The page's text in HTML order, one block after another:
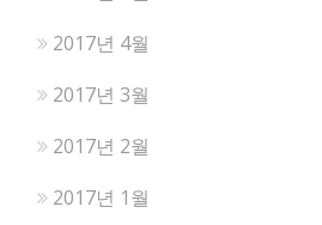
2017년 4월
2017년 3월
2017년 2월
2017년 1월